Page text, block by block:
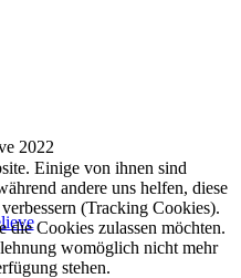
Einige von ihnen sind
andere uns helfen, diese
(Tracking Cookies).
die Cookies zulassen möchten.
womöglich nicht mehr
stehen.